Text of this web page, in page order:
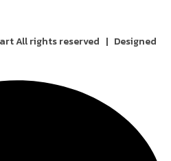
All rights reserved | Designed